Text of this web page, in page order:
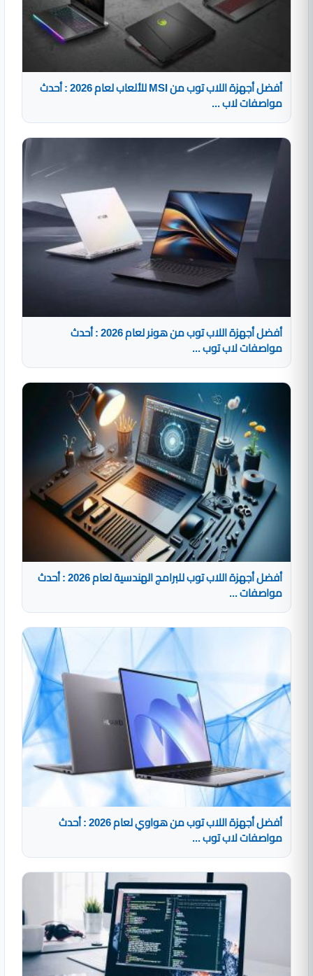
أفضل أجهزة اللاب توب من MSI للألعاب لعام 2026 : أحدث
مواصفات لاب ...
أفضل أجهزة اللاب توب من هونر لعام 2026 : أحدث
مواصفات لاب توب ...
أفضل أجهزة اللاب توب للبرامج الهندسية لعام 2026 : أحدث
مواصفات ...
أفضل أجهزة اللاب توب من هواوي لعام 2026 : أحدث
مواصفات لاب توب ...